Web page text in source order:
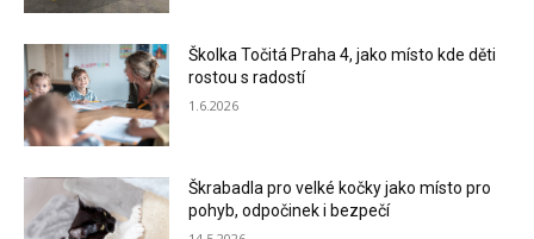
Školka Točitá Praha 4, jako místo kde děti
rostou s radostí
1.6.2026
Škrabadla pro velké kočky jako místo pro
pohyb, odpočinek i bezpečí